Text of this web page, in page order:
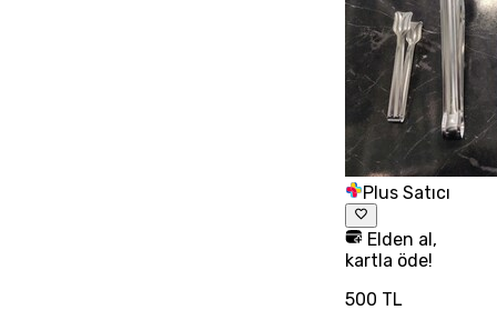
Plus Satıcı
Elden al,
kartla öde!
500 TL